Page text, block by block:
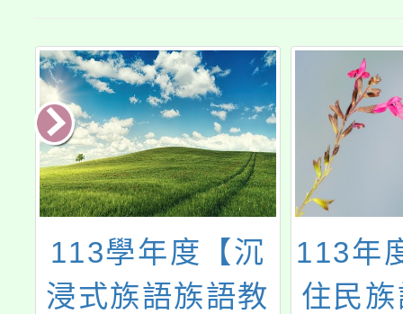
113年度第1次原
住民族語言能力
114學
中心